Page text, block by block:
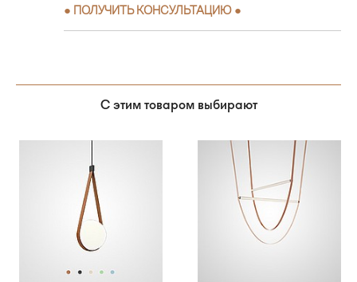
● ПОЛУЧИТЬ КОНСУЛЬТАЦИЮ ●
С этим товаром выбирают